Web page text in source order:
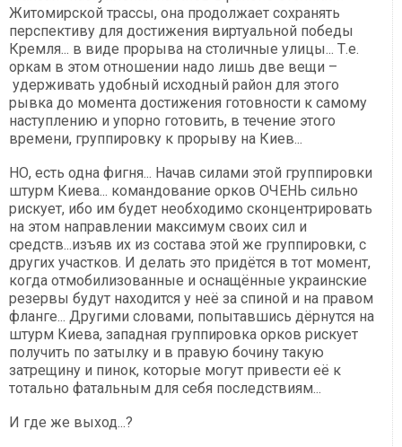
Житомирской трассы, она продолжает сохранять
перспективу для достижения виртуальной победы
Кремля... в виде прорыва на столичные улицы... Т.е.
оркам в этом отношении надо лишь две вещи –
удерживать удобный исходный район для этого
рывка до момента достижения готовности к самому
наступлению и упорно готовить, в течение этого
времени, группировку к прорыву на Киев...
НО, есть одна фигня... Начав силами этой группировки
штурм Киева... командование орков ОЧЕНЬ сильно
рискует, ибо им будет необходимо сконцентрировать
на этом направлении максимум своих сил и
средств...изъяв их из состава этой же группировки, с
других участков. И делать это придётся в тот момент,
когда отмобилизованные и оснащённые украинские
резервы будут находится у неё за спиной и на правом
фланге... Другими словами, попытавшись дёрнутся на
штурм Киева, западная группировка орков рискует
получить по затылку и в правую бочину такую
затрещину и пинок, которые могут привести её к
тотально фатальным для себя последствиям...
И где же выход...?